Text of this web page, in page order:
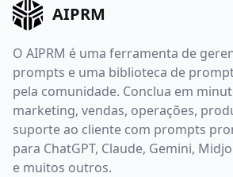
AIPRM
O AIPRM é uma ferramenta de
prompts e uma biblioteca de
pela comunidade. Conclua em
marketing, vendas, operações,
suporte ao cliente com prompts
para ChatGPT, Claude, Gemini,
e muitos outros.